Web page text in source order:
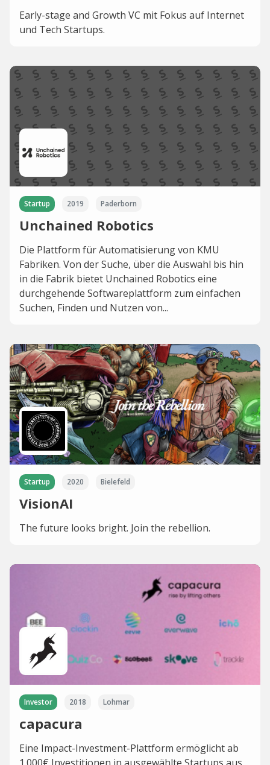
Early-stage and Growth VC mit Fokus auf Internet
und Tech Startups.
Startup 2019 Paderborn
Unchained Robotics
Die Plattform für Automatisierung von KMU
Fabriken. Von der Suche, über die Auswahl bis hin
in die Fabrik bietet Unchained Robotics eine
durchgehende Softwareplattform zum einfachen
Suchen, Finden und Nutzen von...
Startup 2020 Bielefeld
VisionAI
The future looks bright. Join the rebellion.
Investor 2018 Lohmar
capacura
Eine Impact-Investment-Plattform ermöglicht ab